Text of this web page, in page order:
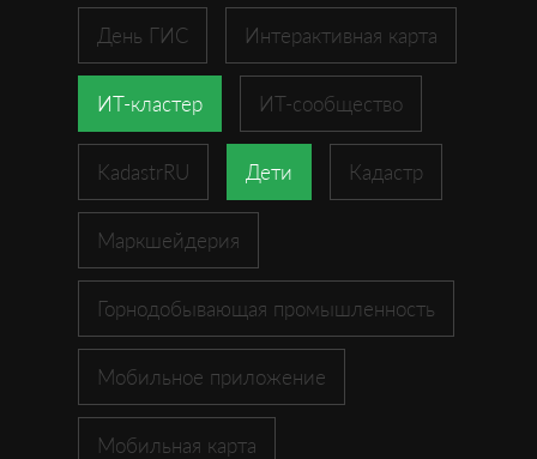
День ГИС Интерактивная карта
ИТ-кластер ИТ-сообщество
KadastrRU Дети Кадастр
Маркшейдерия
Горнодобывающая промышленность
Мобильное приложение
Мобильная карта